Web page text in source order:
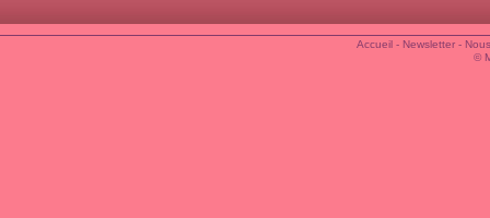
Accueil- Newsletter-
©